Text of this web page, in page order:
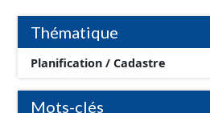
d'aménagement et les données
l'attention portée à la création de
rappelé que seuls les documents
Thématique
Planification / Cadastre
Mots-clés